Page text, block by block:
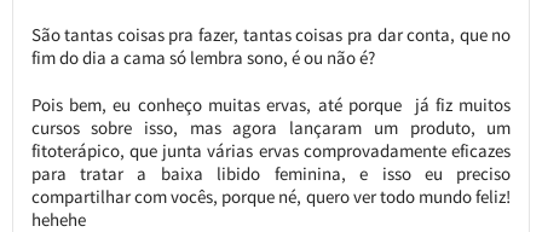
São tantas coisas pra fazer, tantas coisas pra dar conta, que no
fim do dia a cama só lembra sono, é ou não é?
Pois bem, eu conheço muitas ervas, até porque já fiz muitos
cursos sobre isso, mas agora lançaram um produto, um
fitoterápico, que junta várias ervas comprovadamente eficazes
para tratar a baixa libido feminina, e isso eu preciso
compartilhar com vocês, porque né, quero ver todo mundo feliz!
hehehe